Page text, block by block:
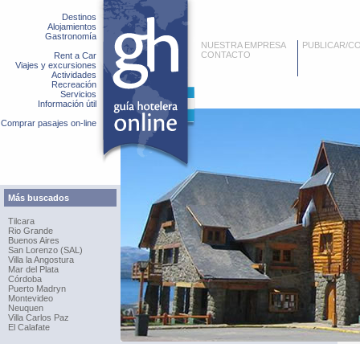
Destinos
Alojamientos
Gastronomía
Rent a Car
Viajes y excursiones
Actividades
Recreación
Servicios
Información útil
Comprar pasajes on-line
Más buscados
Tilcara
Rio Grande
Buenos Aires
San Lorenzo (SAL)
Villa la Angostura
Mar del Plata
Córdoba
Puerto Madryn
Montevideo
Neuquen
Villa Carlos Paz
El Calafate
NUESTRA EMPRESA
CONTACTO
PUBLICAR/